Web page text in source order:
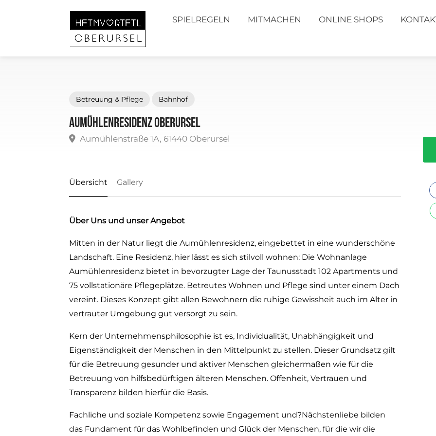
SPIELREGELN MITMACHEN ONLINE SHOPS
Betreuung & Pflege Bahnhof
Aumühlenresidenz Oberursel
Aumühlenstraße 1A, 61440 Oberursel
Übersicht Gallery
Über Uns und unser Angebot
Mitten in der Natur liegt die Aumühlenresidenz, eingebettet in eine wunderschöne
Landschaft. Eine Residenz, hier lässt es sich stilvoll wohnen: Die Wohnanlage
Aumühlenresidenz bietet in bevorzugter Lage der Taunusstadt 102 Apartments und
75 vollstationäre Pflegeplätze. Betreutes Wohnen und Pflege sind unter einem Dach
vereint. Dieses Konzept gibt allen Bewohnern die ruhige Gewissheit auch im Alter in
vertrauter Umgebung gut versorgt zu sein.
Kern der Unternehmensphilosophie ist es, Individualität, Unabhängigkeit und
Eigenständigkeit der Menschen in den Mittelpunkt zu stellen. Dieser Grundsatz gilt
für die Betreuung gesunder und aktiver Menschen gleichermaßen wie für die
Betreuung von hilfsbedürftigen älteren Menschen. Offenheit, Vertrauen und
Transparenz bilden hierfür die Basis.
Fachliche und soziale Kompetenz sowie Engagement und?Nächstenliebe bilden
das Fundament für das Wohlbefinden und Glück der Menschen, für die wir die